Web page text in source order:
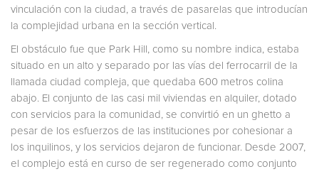
vinculación con la ciudad, a través de pasarelas que introducían
la complejidad urbana en la sección vertical.
El obstáculo fue que Park Hill, como su nombre indica, estaba
situado en un alto y separado por las vías del ferrocarril de la
llamada ciudad compleja, que quedaba 600 metros colina
abajo. El conjunto de las casi mil viviendas en alquiler, dotado
con servicios para la comunidad, se convirtió en un ghetto a
pesar de los esfuerzos de las instituciones por cohesionar a
los inquilinos, y los servicios dejaron de funcionar. Desde 2007,
el complejo está en curso de ser regenerado como conjunto